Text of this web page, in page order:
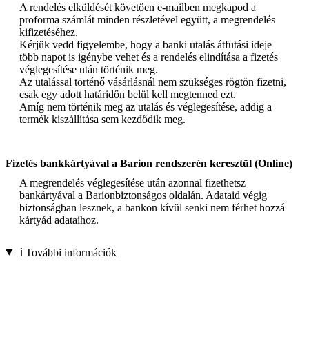
A rendelés elküldését követően e-mailben megkapod a
proforma számlát minden részletével együtt, a megrendelés
kifizetéséhez.
Kérjük vedd figyelembe, hogy a banki utalás átfutási ideje
több napot is igénybe vehet és a rendelés elindítása a fizetés
véglegesítése után történik meg.
Az utalással történő vásárlásnál nem szükséges rögtön fizetni,
csak egy adott határidőn belül kell megtenned ezt.
Amíg nem történik meg az utalás és véglegesítése, addig a
termék kiszállítása sem kezdődik meg.
Fizetés bankkártyával a Barion rendszerén keresztül (Online)
A megrendelés véglegesítése után azonnal fizethetsz
bankártyával a Barionbiztonságos oldalán. Adataid végig
biztonságban lesznek, a bankon kívül senki nem férhet hozzá
kártyád adataihoz.
ℹ️ További információk